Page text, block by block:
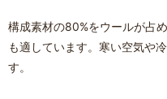
構成素材の80%をウールが占
も適しています。寒い空気や
す。